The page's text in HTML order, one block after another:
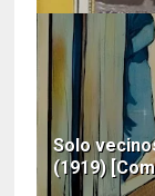
Solo
(1919)